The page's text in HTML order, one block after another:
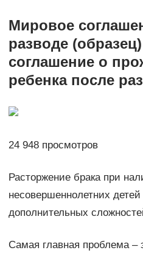
Мировое
разводе (образец)
соглашение о
ребенка после
24 948 просмотров
Расторжение брака при
несовершеннолетних детей
дополнительных
Самая главная проблема –